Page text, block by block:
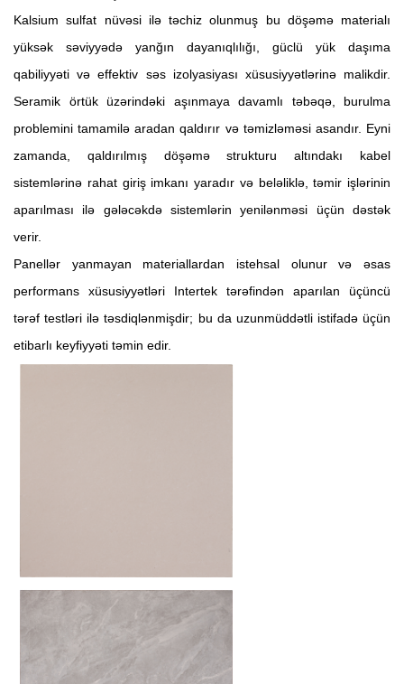
Kalsium sulfat nüvəsi ilə təchiz olunmuş bu döşəmə materialı
yüksək səviyyədə yanğın dayanıqlılığı, güclü yük daşıma
qabiliyyəti və effektiv səs izolyasiyası xüsusiyyətlərinə malikdir.
Seramik örtük üzərindəki aşınmaya davamlı təbəqə, burulma
problemini tamamilə aradan qaldırır və təmizləməsi asandır. Eyni
zamanda, qaldırılmış döşəmə strukturu altındakı kabel
sistemlərinə rahat giriş imkanı yaradır və beləliklə, təmir işlərinin
aparılması ilə gələcəkdə sistemlərin yenilənməsi üçün dəstək
verir.
Panellər yanmayan materiallardan istehsal olunur və əsas
performans xüsusiyyətləri Intertek tərəfindən aparılan üçüncü
tərəf testləri ilə təsdiqlənmişdir; bu da uzunmüddətli istifadə üçün
etibarlı keyfiyyəti təmin edir.